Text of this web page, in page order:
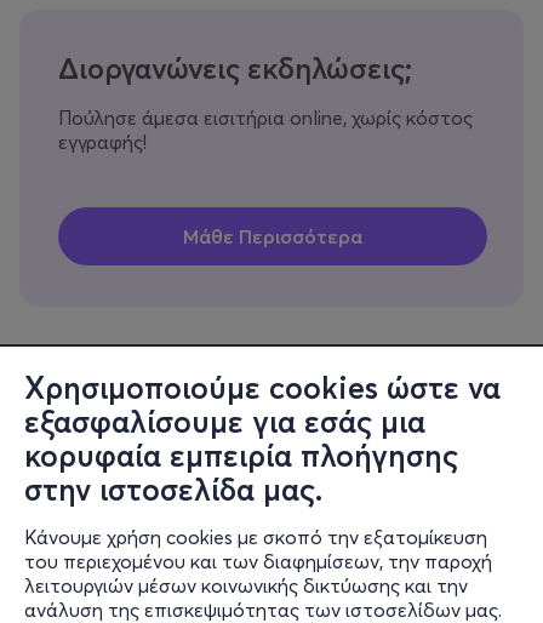
Χρησιμοποιούμε cookies ώστε να
εξασφαλίσουμε για εσάς μια
κορυφαία εμπειρία πλοήγησης
στην ιστοσελίδα μας.
Κάνουμε χρήση cookies με σκοπό την εξατομίκευση
του περιεχομένου και των διαφημίσεων, την παροχή
λειτουργιών μέσων κοινωνικής δικτύωσης και την
ανάλυση της επισκεψιμότητας των ιστοσελίδων μας.
Διοργανώνεις εκδηλώσεις;
Πούλησε άμεσα εισιτήρια online, χωρίς κόστος
εγγραφής!
Πληροφορίες
Υποστήριξη
Stay Connected